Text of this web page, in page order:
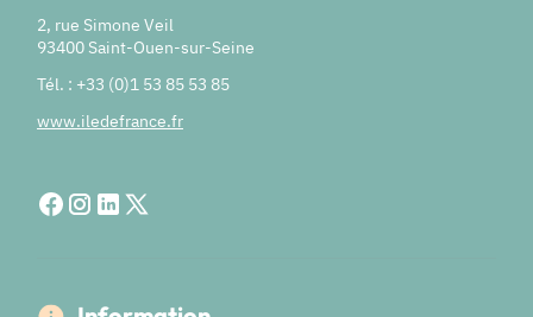
2, rue Simone Veil
93400 Saint-Ouen-sur-Seine
Tél. : +33 (0)1 53 85 53 85
www.iledefrance.fr